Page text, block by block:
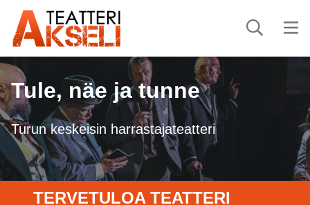
Tule, näe ja tunne
Turun keskeisin harrastajateatteri
TERVETULOA TEATTERI